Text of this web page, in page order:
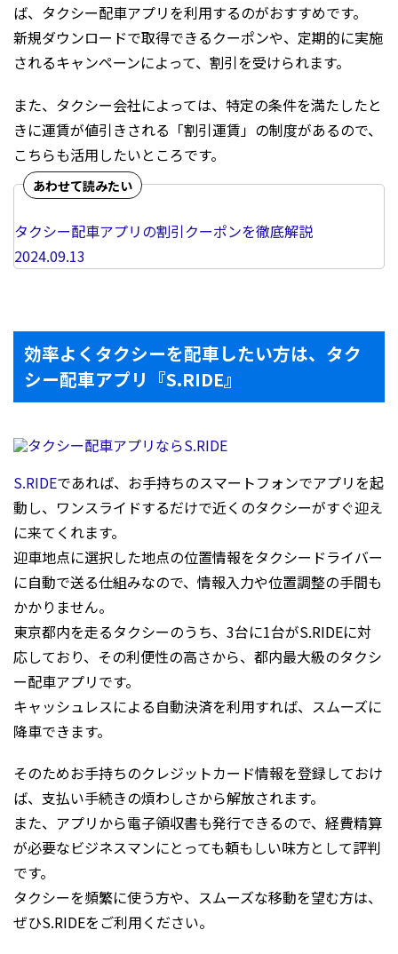
ば、タクシー配車アプリを利用するのがおすすめです。
新規ダウンロードで取得できるクーポンや、定期的に実施
されるキャンペーンによって、割引を受けられます。
また、タクシー会社によっては、特定の条件を満たしたと
きに運賃が値引きされる「割引運賃」の制度があるので、
こちらも活用したいところです。
タクシー配車アプリの割引クーポンを徹底解説
2024.09.13
効率よくタクシーを配車したい方は、タク
シー配車アプリ『S.RIDE』
S.RIDEであれば、お手持ちのスマートフォンでアプリを起
動し、ワンスライドするだけで近くのタクシーがすぐ迎え
に来てくれます。
迎車地点に選択した地点の位置情報をタクシードライバー
に自動で送る仕組みなので、情報入力や位置調整の手間も
かかりません。
東京都内を走るタクシーのうち、3台に1台がS.RIDEに対
応しており、その利便性の高さから、都内最大級のタクシ
ー配車アプリです。
キャッシュレスによる自動決済を利用すれば、スムーズに
降車できます。
そのためお手持ちのクレジットカード情報を登録しておけ
ば、支払い手続きの煩わしさから解放されます。
また、アプリから電子領収書も発行できるので、経費精算
が必要なビジネスマンにとっても頼もしい味方として評判
です。
タクシーを頻繁に使う方や、スムーズな移動を望む方は、
ぜひS.RIDEをご利用ください。